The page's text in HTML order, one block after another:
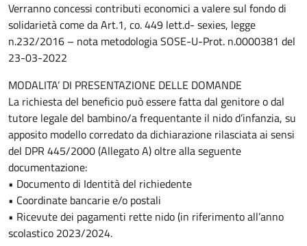
Verranno concessi contributi economici a valere sul fondo di
solidarietà come da Art.1, co. 449 lett.d- sexies, legge
n.232/2016 – nota metodologia SOSE-U-Prot. n.0000381 del
23-03-2022
MODALITA’ DI PRESENTAZIONE DELLE DOMANDE
La richiesta del beneficio può essere fatta dal genitore o dal
tutore legale del bambino/a frequentante il nido d’infanzia, su
apposito modello corredato da dichiarazione rilasciata ai sensi
del DPR 445/2000 (Allegato A) oltre alla seguente
documentazione:
• Documento di Identità del richiedente
• Coordinate bancarie e/o postali
• Ricevute dei pagamenti rette nido (in riferimento all’anno
scolastico 2023/2024.